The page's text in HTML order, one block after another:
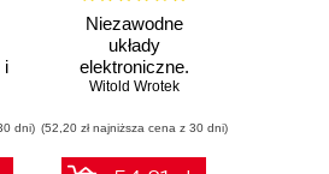
i
dni)
Niezawodne
układy
elektroniczne.
Podręcznik
Witold Wrotek
(52,20 zł najniższa cena z 30 dni)